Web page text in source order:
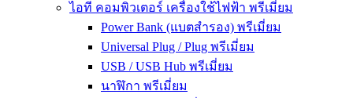
ไอที คอมพิวเตอร์ เครื่องใช้ไฟฟ้า พรีเมี่ยม
Power Bank (แบตสำรอง) พรีเมี่ยม
Universal Plug / Plug พรีเมี่ยม
USB / USB Hub พรีเมี่ยม
นาฬิกา พรีเมี่ยม